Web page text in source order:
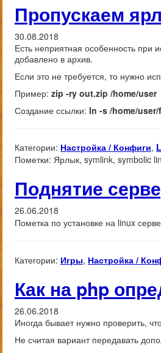
Пропускаем
30.08.2018
Есть неприятная особенность при
добавлено в архив.
Если это не требуется, то нужно
Пример: zip -ry out.zip /home/user
Создание ссылки: ln -s /home/
Категории: Настройка / Конфиги,
Пометки: Ярлык, symlink, symbolic
Поднятие
26.06.2018
Пометка по установке на linux
Категории: Игры, Настройка /
Как на php
26.06.2018
Иногда бывает нужно проверить,
Не считая вариант передавать